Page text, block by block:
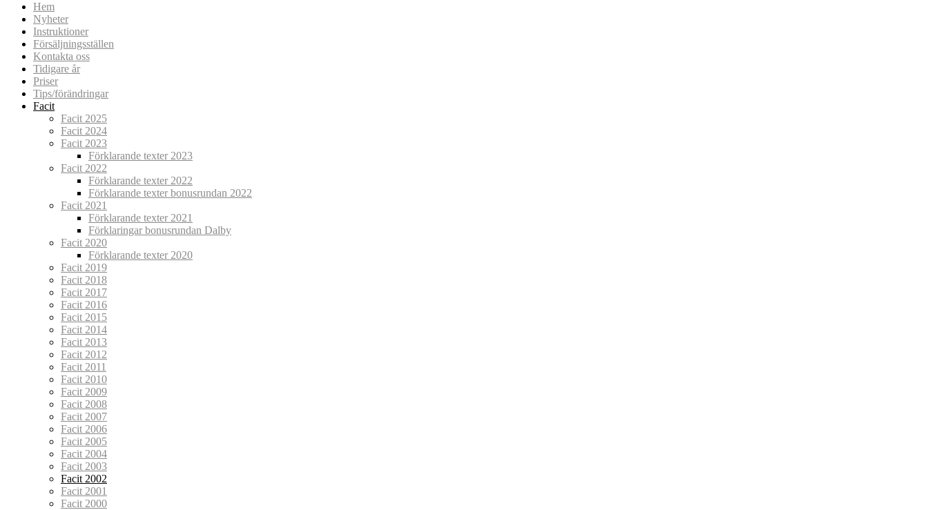
Hem
Nyheter
Instruktioner
Försäljningsställen
Kontakta oss
Tidigare år
Priser
Tips/förändringar
Facit
Facit 2025
Facit 2024
Facit 2023
Förklarande texter 2023
Facit 2022
Förklarande texter 2022
Förklarande texter bonusrundan 2022
Facit 2021
Förklarande texter 2021
Förklaringar bonusrundan Dalby
Facit 2020
Förklarande texter 2020
Facit 2019
Facit 2018
Facit 2017
Facit 2016
Facit 2015
Facit 2014
Facit 2013
Facit 2012
Facit 2011
Facit 2010
Facit 2009
Facit 2008
Facit 2007
Facit 2006
Facit 2005
Facit 2004
Facit 2003
Facit 2002
Facit 2001
Facit 2000